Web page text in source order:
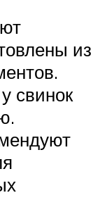
из
свинок